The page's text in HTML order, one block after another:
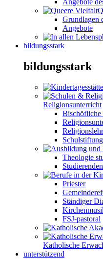
Angebote
Grundlagen
Angebote
bildungsstark
bildungsstark
Religionsunterricht
Bischöfliche
Theologie
Priester
Ständiger
FSJ-pastoral
Katholische
unterstützend